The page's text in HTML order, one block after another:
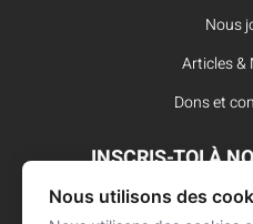
Nous
Articles &
Dons et
INSCRIS-TOI À
Reste à l’affût des dernières
Nous utilisons des